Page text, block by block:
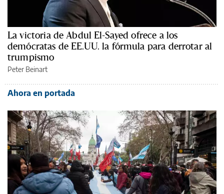
La victoria de Abdul El-Sayed ofrece a los
demócratas de EE.UU. la fórmula para derrotar al
trumpismo
Peter Beinart
Ahora en portada